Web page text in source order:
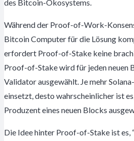
des Bitcoin-Ökosystems.
Während der Proof-of-Work-
Bitcoin Computer für die Lösung
erfordert Proof-of-Stake keine
Proof-of-Stake wird für jeden neuen
Validator ausgewählt. Je mehr
einsetzt, desto wahrscheinlicher ist
Produzent eines neuen Blocks
Die Idee hinter Proof-of-Stake ist es,